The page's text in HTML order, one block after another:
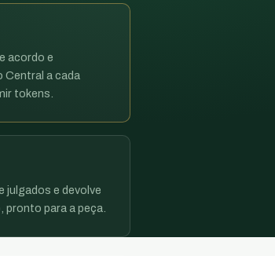
acordo e
Central a cada
tokens.
julgados e devolve
para a peça.